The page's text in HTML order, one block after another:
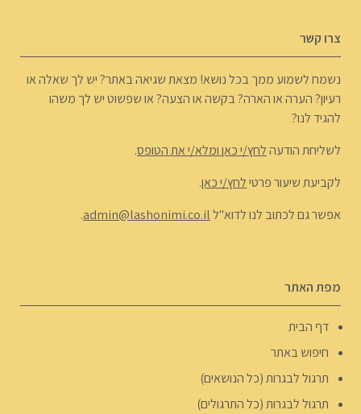
צרו קשר
נשמח לשמוע ממך בכל נושא! מצאת שגיאה באתר? יש לך שאלה או
רעיון? הערה או הארה? בקשה או הצעה? או שפשוט יש לך משהו
להגיד לנו?
לשליחת הודעהלחץ/י כאן ומלא/י את הטופס.
לקביעת שיעור פרטילחץ/י כאן.
אפשר גם לכתוב לנו לדוא"לadmin@lashonimi.co.il
.
מפת האתר
דף הבית
חיפוש באתר
תרגול לבגרות (כל הנושאים)
תרגול לבגרות (כל התרגולים)